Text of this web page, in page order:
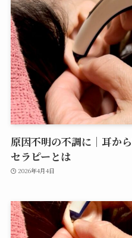
原因不明の不調に｜耳か
セラピーとは
2026年4月4日